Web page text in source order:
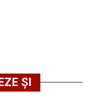
ȘI